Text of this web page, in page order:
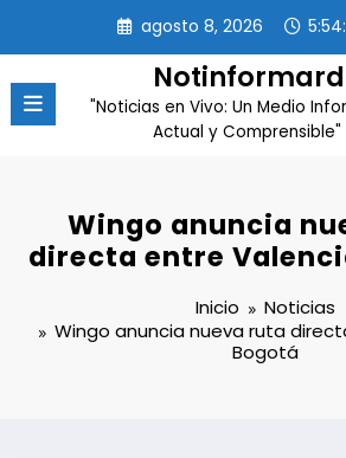
contenido
agosto 8, 2026
"Noticias en Vivo: Un Medio
Actual y Comprensible"
Wingo anuncia
directa entre
Inicio
Noticias
Wingo anuncia nueva ruta
Bogotá